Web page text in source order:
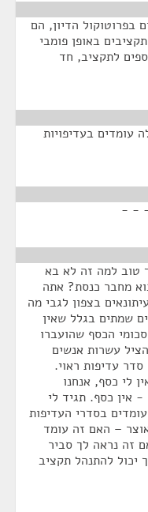
בפרוטוקול הדיון, הם
באופן פומבי
לתקציב, חד
עומדים בעדיפויות
- - -
טוב למה זה לא בא
מחבר כנסת? אתה
יש מסיבת עיתונאים בצפון לגבי מה
שמתים בגלל שאין
הכסף שהועברו
עשרות אנשים
עדיפות ראוי.
לי כסף, אנחנו
אין כסף. תגיד לי
אתה – אם סדרי העדיפות של X.Y,Z עומדים בסדרי העדיפות
– האם זה עומד
זה נראה לך סביר
להתנהל תקציב